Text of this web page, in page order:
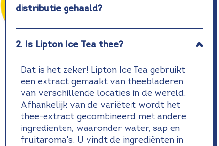
distributie gehaald?
2. Is Lipton Ice Tea thee?
Dat is het zeker! Lipton Ice Tea gebruikt
een extract gemaakt van theebladeren
van verschillende locaties in de wereld.
Afhankelijk van de variëteit wordt het
thee-extract gecombineerd met andere
ingrediënten, waaronder water, sap en
fruitaroma's. U vindt de ingrediënten in